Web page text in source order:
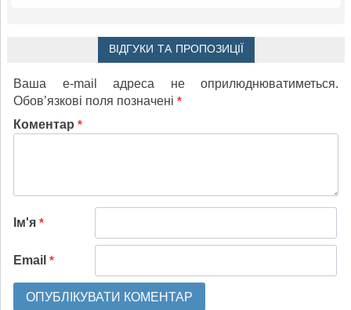
ВІДГУКИ ТА ПРОПОЗИЦІЇ
Ваша e-mail адреса не оприлюднюватиметься.
Обов’язкові поля позначені *
Коментар *
Ім'я *
Email *